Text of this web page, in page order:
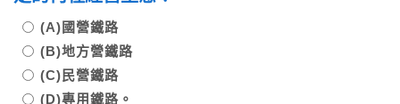
(A)國營鐵路
(B)地方營鐵路
(C)民營鐵路
(D)專用鐵路。